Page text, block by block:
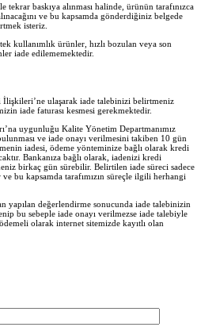
baskıya alınması halinde, ürünün tarafınızca
ve bu kapsamda gönderdiğiniz belgede
isteriz.
kullanımlık ürünler, hızlı bozulan veya son
iade edilememektedir.
ulaşarak iade talebinizi belirtmeniz
iade faturası kesmesi gerekmektedir.
uygunluğu Kalite Yönetim Departmanımız
ve iade onayı verilmesini takiben 10 gün
iadesi, ödeme yönteminize bağlı olarak kredi
Bankanıza bağlı olarak, iadenizi kredi
birkaç gün sürebilir. Belirtilen iade süreci sadece
ve bu kapsamda tarafımızın süreçle ilgili herhangi
yapılan değerlendirme sonucunda iade talebinizin
bu sebeple iade onayı verilmezse iade talebiyle
olarak internet sitemizde kayıtlı olan